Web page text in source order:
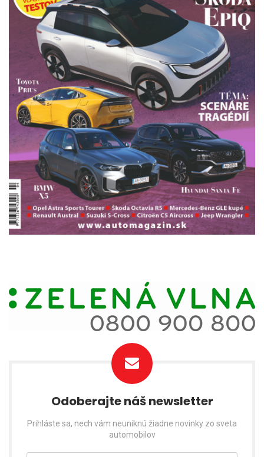
Odoberajte náš newsletter
Prihláste sa, nech vám neuniknú žiadne novinky zo sveta
automobilov